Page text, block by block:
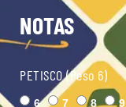
NOTAS
PETISCO (Peso 6)
6 7 8 9